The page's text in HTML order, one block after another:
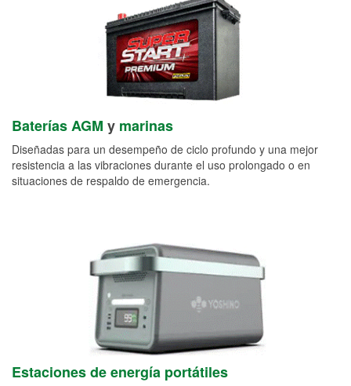
Baterías AGM y marinas
Diseñadas para un desempeño de ciclo profundo y una mejor
resistencia a las vibraciones durante el uso prolongado o en
situaciones de respaldo de emergencia.
Estaciones de energía portátiles